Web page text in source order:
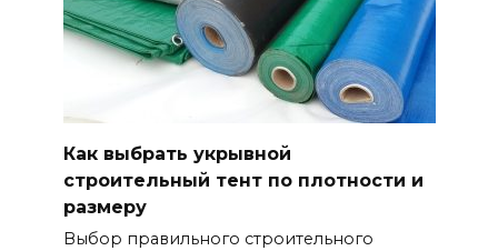
Как выбрать укрывной
строительный тент по плотности и
размеру
Выбор правильного строительного